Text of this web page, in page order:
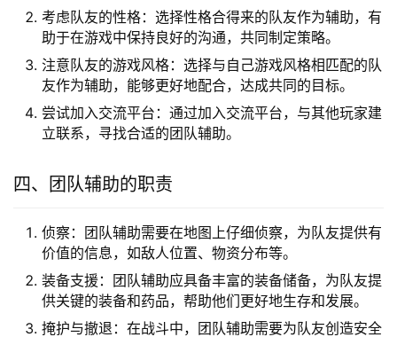
考虑队友的性格：选择性格合得来的队友作为辅助，有
助于在游戏中保持良好的沟通，共同制定策略。
注意队友的游戏风格：选择与自己游戏风格相匹配的队
友作为辅助，能够更好地配合，达成共同的目标。
尝试加入交流平台：通过加入交流平台，与其他玩家建
立联系，寻找合适的团队辅助。
四、团队辅助的职责
侦察：团队辅助需要在地图上仔细侦察，为队友提供有
价值的信息，如敌人位置、物资分布等。
装备支援：团队辅助应具备丰富的装备储备，为队友提
供关键的装备和药品，帮助他们更好地生存和发展。
掩护与撤退：在战斗中，团队辅助需要为队友创造安全